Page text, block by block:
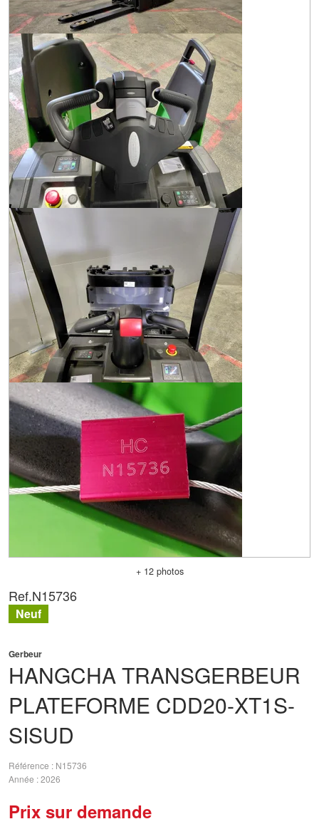
+ 12 photos
HANGCHATRANSGERBEUR
PLATEFORME CDD20-XT1S-
SISUD
Gerbeur
Référence
N15736
Année 2026
Prix sur demande
Ref.N15736
Neuf